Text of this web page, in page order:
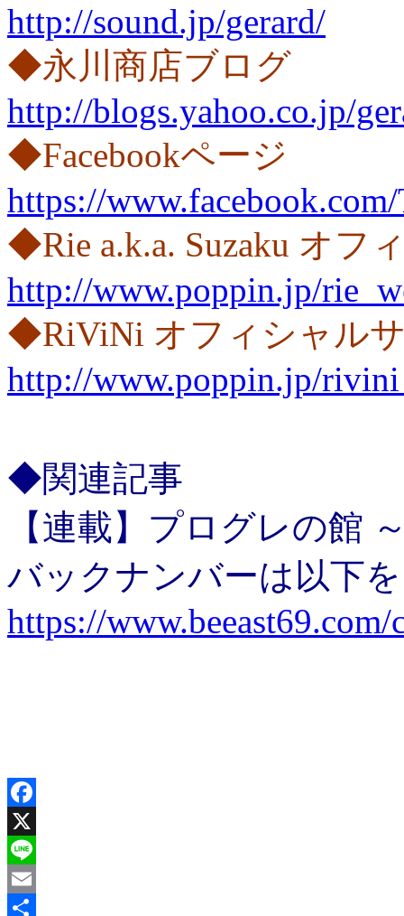
http://sound.jp/gerard/
◆永川商店ブログ
http://blogs.yahoo.co.jp/
◆Facebookページ
https://
◆Rie a.k.a. Suzaku オフ
http://www.poppin.jp/
◆RiViNi オフィシャル
http://www.poppin.jp/
◆関連記事
【連載】プログレの館
バックナンバーは以下
https://
Facebook
X
Line
Email